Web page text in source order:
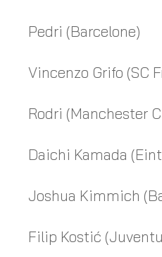
Pedri (Barcelone)
Vincenzo Grifo (SC
Rodri (Manchester
Daichi Kamada
Joshua Kimmich
Filip Kostić